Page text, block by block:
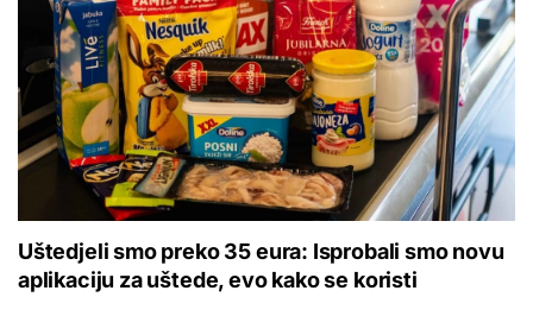
Uštedjeli smo preko 35 eura: Isprobali smo novu
aplikaciju za uštede, evo kako se koristi